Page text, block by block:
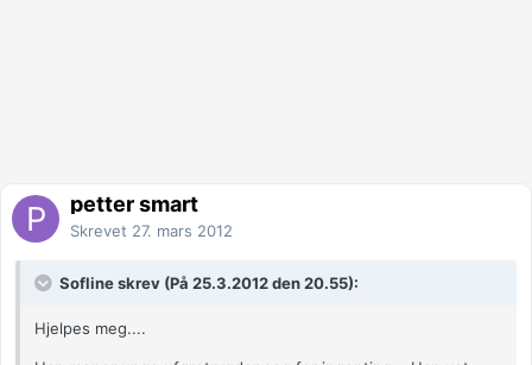
petter smart
Skrevet 27. mars 2012
Sofline skrev (På 25.3.2012 den 20.55):
Hjelpes meg....